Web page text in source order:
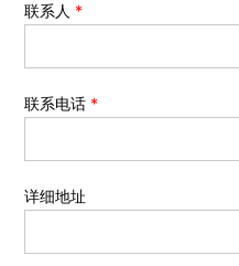
联系人 *
联系电话 *
详细地址